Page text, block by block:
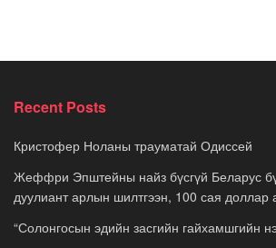
Recent Posts
Кристофер Ноланы трауматай Одиссей
Жеффри Эпштейны найз бүсгүй Беларус
дуулиант арлын шилтгээн, 100 сая доллар
“Солонгосын эдийн засгийн гайхамшгийн